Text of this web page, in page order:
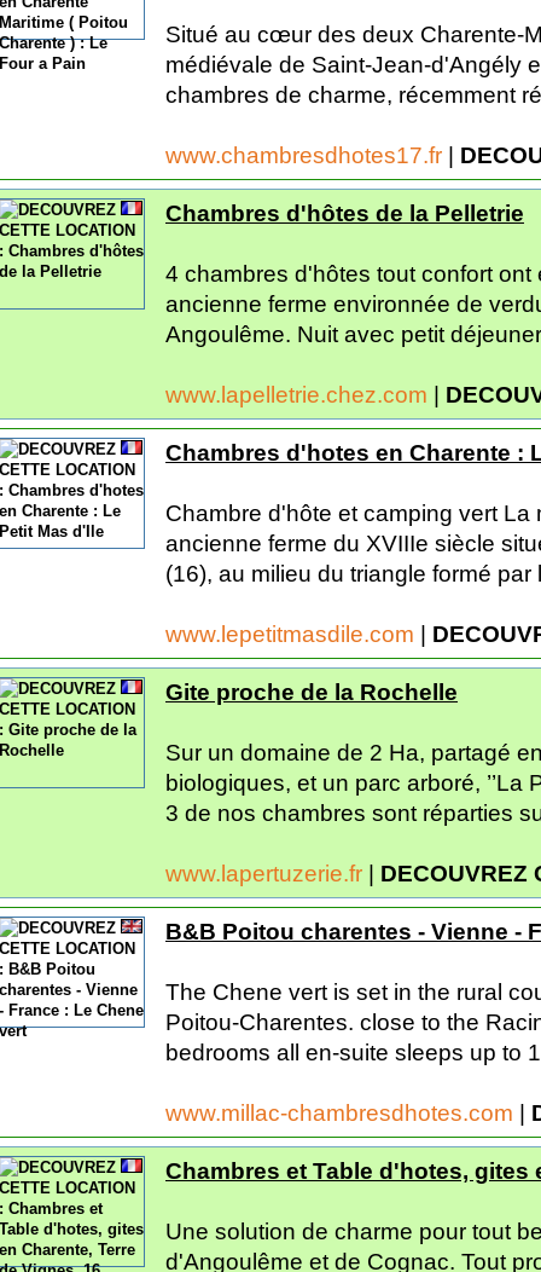
Situé au cœur des deux Charente-
médiévale de Saint-Jean-d'Angély
chambres de charme, récemment
www.chambresdhotes17.fr |
Chambres d'hôtes de la Pelletrie
4 chambres d'hôtes tout confort
ancienne ferme environnée de
Angoulême. Nuit avec petit
www.lapelletrie.chez.com |
Chambres d'hotes en Charente :
Chambre d'hôte et camping vert
ancienne ferme du XVIIIe siècle
(16), au milieu du triangle formé par
www.lepetitmasdile.com |
Gite proche de la Rochelle
Sur un domaine de 2 Ha, partagé
biologiques, et un parc arboré, ’’La
3 de nos chambres sont réparties
www.lapertuzerie.fr | DECOUVREZ
B&B Poitou charentes - Vienne -
The Chene vert is set in the rural
Poitou-Charentes. close to the
bedrooms all en-suite sleeps up to
www.millac-chambresdhotes.com |
Chambres et Table d'hotes, gites
Une solution de charme pour tout
d'Angoulême et de Cognac. Tout